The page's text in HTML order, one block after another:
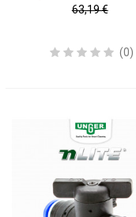
63,19 €
(0)